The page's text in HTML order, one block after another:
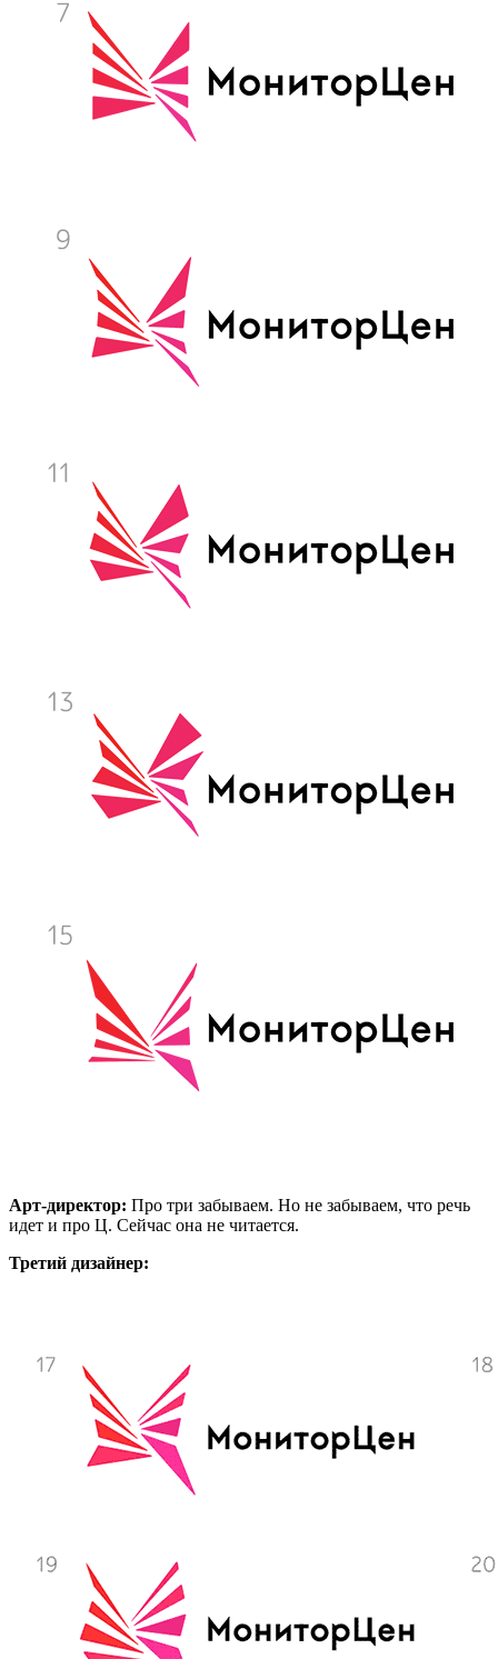
Арт-директор: Про три забываем. Но не забываем, что речь
идет и про Ц. Сейчас она не читается.
Третий дизайнер: